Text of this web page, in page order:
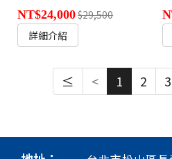
NT$24,000$29,500
詳細介紹
≤ < 1 2 3